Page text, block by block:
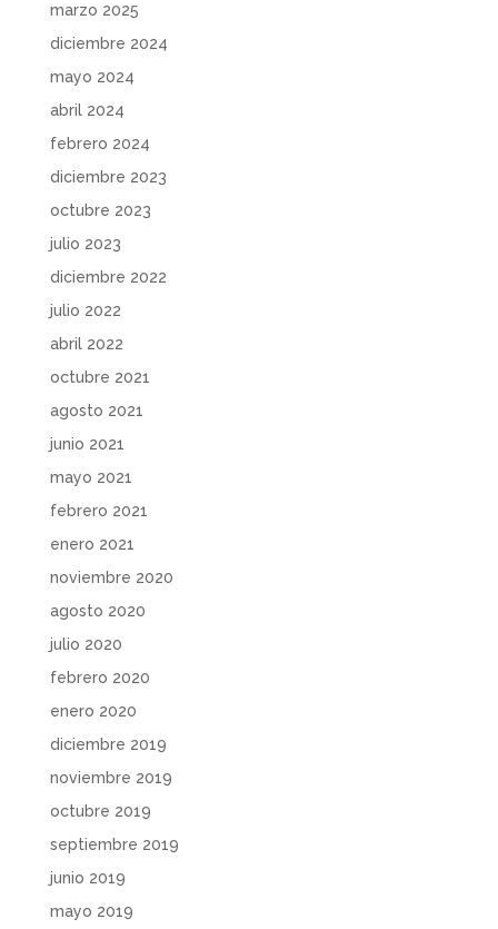
marzo 2025
diciembre 2024
mayo 2024
abril 2024
febrero 2024
diciembre 2023
octubre 2023
julio 2023
diciembre 2022
julio 2022
abril 2022
octubre 2021
agosto 2021
junio 2021
mayo 2021
febrero 2021
enero 2021
noviembre 2020
agosto 2020
julio 2020
febrero 2020
enero 2020
diciembre 2019
noviembre 2019
octubre 2019
septiembre 2019
junio 2019
mayo 2019